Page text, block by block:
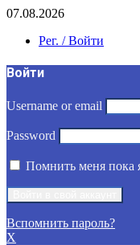
07.08.2026
Рег. / Войти
Войти
Username or email
Password
Помнить меня пока
Вспомнить пароль?
X